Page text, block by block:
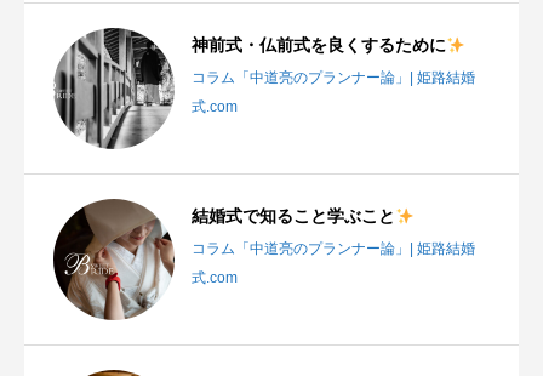
神前式・仏前式を良くするために
コラム「中道亮のプランナー論」| 姫路結婚
式.com
結婚式で知ること学ぶこと
コラム「中道亮のプランナー論」| 姫路結婚
式.com